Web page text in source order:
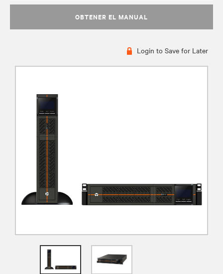
OBTENER EL MANUAL
Login to Save for Later